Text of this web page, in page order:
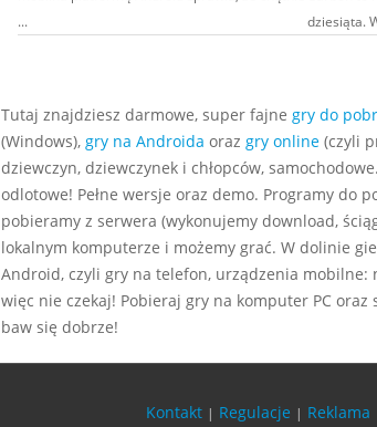
...
dziesiąta.
Tutaj znajdziesz darmowe, super fajne gry do
(Windows), gry na Androida oraz gry online(czyli
dziewczyn, dziewczynek i chłopców,
odlotowe! Pełne wersje oraz demo. Programy do
pobieramy z serwera (wykonujemy download,
lokalnym komputerze i możemy grać. W dolinie
Android, czyli gry na telefon, urządzenia mobilne:
więc nie czekaj! Pobieraj gry na komputer PC
baw się dobrze!
Kontakt | Regulacje | Reklama